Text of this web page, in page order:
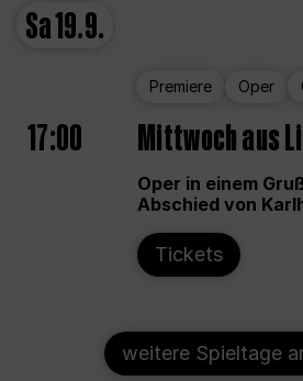
Sa19.9.
Premiere Oper
17:00 Mittwoch aus
Oper in einem
Abschied von
Tickets
weitere Spieltage